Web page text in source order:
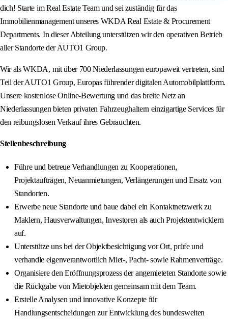
dich! Starte im Real Estate Team und sei zuständig für das
Immobilienmanagement unseres WKDA Real Estate & Procurement
Departments. In dieser Abteilung unterstützen wir den operativen Betrieb
aller Standorte der AUTO1 Group.
Wir als WKDA, mit über 700 Niederlassungen europaweit vertreten, sind
Teil der AUTO1 Group, Europas führender digitalen Automobilplattform.
Unsere kostenlose Online-Bewertung und das breite Netz an
Niederlassungen bieten privaten Fahrzeughaltern einzigartige Services für
den reibungslosen Verkauf ihres Gebrauchten.
Stellenbeschreibung
Führe und betreue Verhandlungen zu Kooperationen,
Projektaufträgen, Neuanmietungen, Verlängerungen und Ersatz von
Standorten.
Erwerbe neue Standorte und baue dabei ein Kontaktnetzwerk zu
Maklern, Hausverwaltungen, Investoren als auch Projektentwicklern
auf.
Unterstütze uns bei der Objektbesichtigung vor Ort, prüfe und
verhandle eigenverantwortlich Miet-, Pacht- sowie Rahmenverträge.
Organisiere den Eröffnungsprozess der angemieteten Standorte sowie
die Rückgabe von Mietobjekten gemeinsam mit dem Team.
Erstelle Analysen und innovative Konzepte für
Handlungsentscheidungen zur Entwicklung des bundesweiten